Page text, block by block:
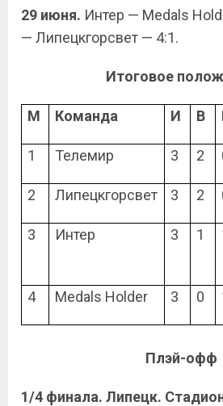
29 июня. Интер — Medals
— Липецкгорсвет — 4:1.
Итоговое
М Команда И В
1 Телемир 3 2
2 Липецкгорсвет 3 2
3 Интер 3 1
4 Medals Holder 3 0
Плэй-офф
1/4 финала. Липецк.